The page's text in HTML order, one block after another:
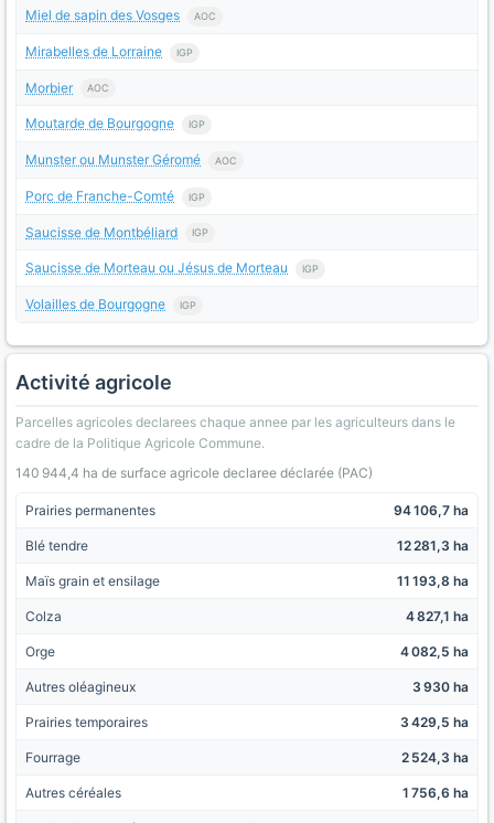
Miel de sapin des Vosges AOC
Mirabelles de Lorraine IGP
Morbier AOC
Moutarde de Bourgogne IGP
Munster ou Munster Géromé AOC
Porc de Franche-Comté IGP
Saucisse de Montbéliard IGP
Saucisse de Morteau ou Jésus de Morteau IGP
Volailles de Bourgogne IGP
Activité agricole
Parcelles agricoles declarees chaque annee par les agriculteurs dans le
cadre de la Politique Agricole Commune.
140 944,4 ha de surface agricole declaree déclarée (PAC)
Prairies permanentes 94 106,7 ha
Blé tendre 12 281,3 ha
Maïs grain et ensilage 11 193,8 ha
Colza 4 827,1 ha
Orge 4 082,5 ha
Autres oléagineux 3 930 ha
Prairies temporaires 3 429,5 ha
Fourrage 2 524,3 ha
Autres céréales 1 756,6 ha